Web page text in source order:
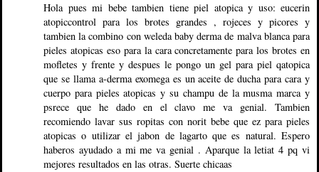
Hola pues mi bebe tambien tiene piel atopica y uso: eucerin
atopiccontrol para los brotes grandes , rojeces y picores y
tambien la combino con weleda baby derma de malva blanca para
pieles atopicas eso para la cara concretamente para los brotes en
mofletes y frente y despues le pongo un gel para piel qatopica
que se llama a-derma exomega es un aceite de ducha para cara y
cuerpo para pieles atopicas y su champu de la musma marca y
psrece que he dado en el clavo me va genial. Tambien
recomiendo lavar sus ropitas con norit bebe que ez para pieles
atopicas o utilizar el jabon de lagarto que es natural. Espero
haberos ayudado a mi me va genial . Aparque la letiat 4 pq vi
mejores resultados en las otras. Suerte chicaas